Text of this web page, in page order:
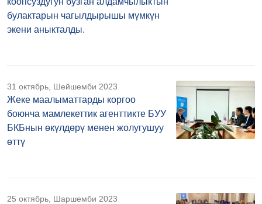
булактарын чагылдырышы мүмкүн
экени аныкталды.
31 октябрь, Шейшемби 2023
Жеке маалыматтарды коргоо
боюнча мамлекеттик агенттикте БУУ
БКБнын өкүлдөрү менен жолугушуу
өттү
25 октябрь, Шаршемби 2023